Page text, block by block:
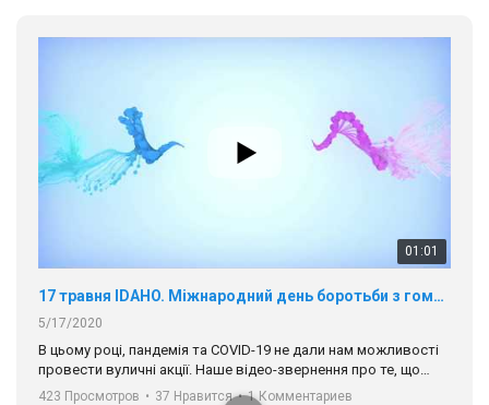
солідарності, приєднатися до нас. Регіональні підрозділи
00:58
6/30/2017
Емоційний та вражаючий промо-ролік на конкурс PACT, який